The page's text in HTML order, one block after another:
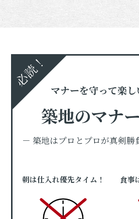
必読！
マナーを守って楽
築地のマナ
－ 築地はプロとプロが真剣勝
朝は仕入れ優先タイム！ 食事